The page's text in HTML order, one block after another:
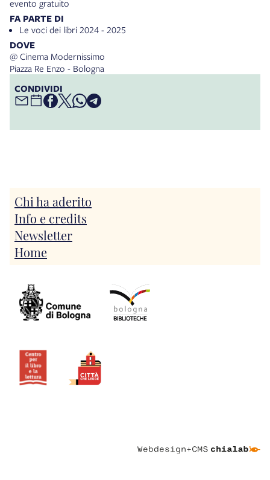
evento gratuito
FA PARTE DI
Le voci dei libri 2024 - 2025
DOVE
@ Cinema Modernissimo
Piazza Re Enzo - Bologna
CONDIVIDI
Chi ha aderito
Info e credits
Newsletter
Home